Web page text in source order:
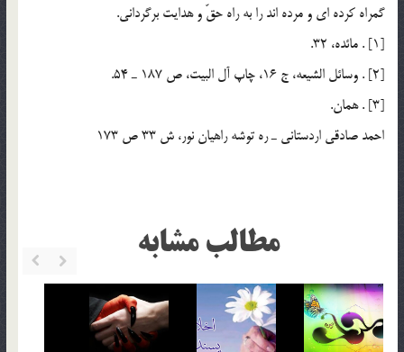
گمراه كرده اي و مرده اند را به راه حقّ‌ و هدايت برگرداني.
[1] . مائده، 32.
[2] . وسائل الشيعه، ج 16، چاپ آل البيت، ص 187 ـ 54.
[3] . همان.
احمد صادقي اردستاني ـ ره توشه راهيان نور، ش 33 ص 173
مطالب مشابه